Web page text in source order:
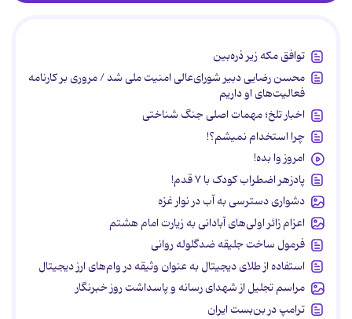
توافق مکه زیر ذره‌بین
محسن رضایی دبیر شورای‌عالی امنیت ملی شد / مروری بر کارنامه
فعالیت‌های او داریم
اخبار تلخ؛ مهمات اصلی جنگ شناختی
چرا استخدام نمیشم؟!
امروز وا بده!
پادزهر اضطراب کودک با ۷ قدم!
دشواری دسترسی به آب در نوار غزه
اعزام زائر اولی‌های آبادانی به زیارت امام هشتم
فرمول ساخت جلیقه ضدگلوله روانی
استفاده از طلای دیجیتال به عنوان وثیقه در وام‌های ارز دیجیتال
مراسم تجلیل از شهدای رسانه و پاسداشت روز خبرنگار
ترامپ در بن‌بست ایران